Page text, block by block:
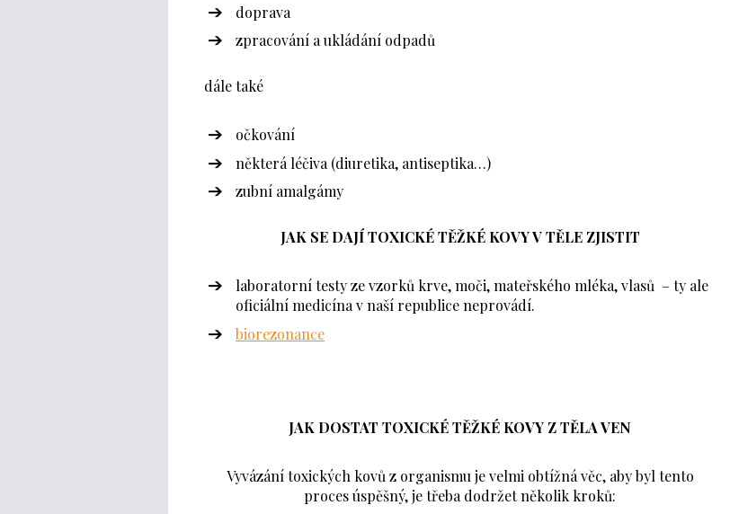
doprava
zpracování a ukládání odpadů
dále také
očkování
některá léčiva (diuretika, antiseptika…)
zubní amalgámy
JAK SE DAJÍ TOXICKÉ TĚŽKÉ KOVY V TĚLE ZJISTIT
laboratorní testy ze vzorků krve, moči, mateřského mléka, vlasů – ty ale
oficiální medicína v naší republice neprovádí.
biorezonance
JAK DOSTAT TOXICKÉ TĚŽKÉ KOVY Z TĚLA VEN
Vyvázání toxických kovů z organismu je velmi obtížná věc, aby byl tento
proces úspěšný, je třeba dodržet několik kroků: